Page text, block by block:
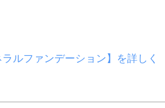
ルファンデーション】を詳しく